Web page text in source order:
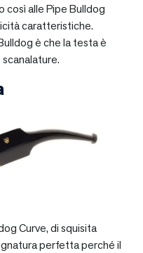
così alle Pipe Bulldog
caratteristiche.
è che la testa è
Curve, di squisita
perfetta perché il